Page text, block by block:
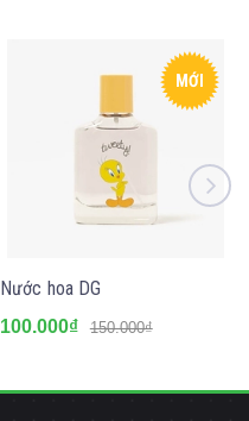
MỚI
Nước hoa DG
100.000₫ 150.000₫